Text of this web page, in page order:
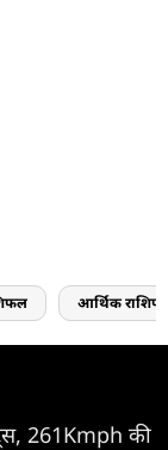
आर्थिक
261Kmph की